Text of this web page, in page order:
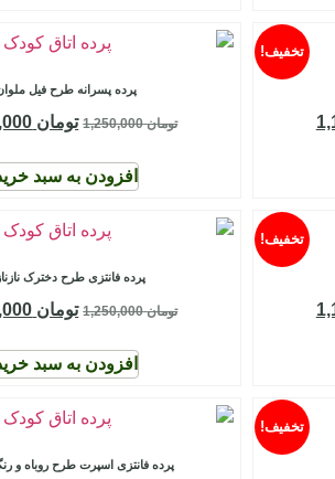
تخفیف!
پرده پسرانه طرح فیل
تومان1,250,000 تومان
افزودن به سبد
تخفیف!
پرده فانتزی طرح دخترک
تومان1,250,000 تومان
افزودن به سبد
تخفیف!
پرده فانتزی اسپرت طرح روباه و